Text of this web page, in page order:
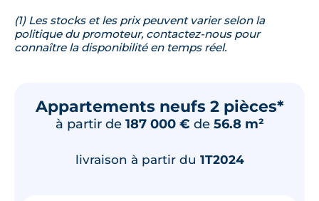
(1) Les stocks et les prix peuvent varier selon la
politique du promoteur, contactez-nous pour
connaître la disponibilité en temps réel.
Appartements neufs 2 pièces*
à partir de 187 000 € de 56.8 m²
livraison à partir du 1T2024